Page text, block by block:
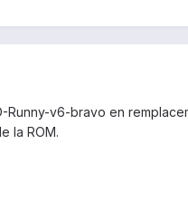
Runny-v6-bravo en
la ROM.